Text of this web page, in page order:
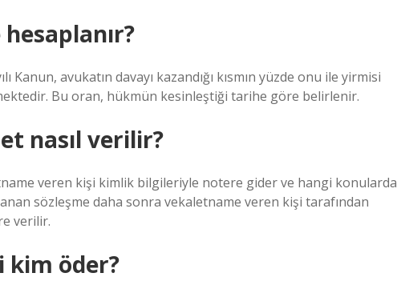
avukatın davayı kazandığı kısmın yüzde onu ile yirmisi
Bu oran, hükmün kesinleştiği tarihe göre belirlenir.
nasıl verilir?
veren kişi kimlik bilgileriyle notere gider ve hangi konularda
sözleşme daha sonra vekaletname veren kişi tarafından
verilir.
öder?